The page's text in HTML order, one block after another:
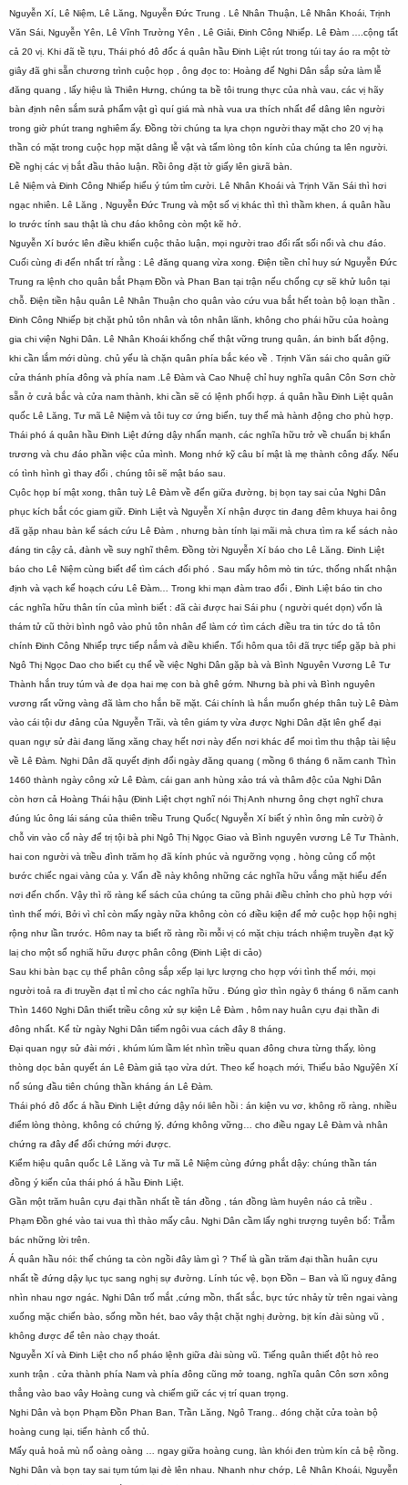
Nguyễn Xí, Lê Niệm, Lê Lăng, Nguyễn Đức Trung . Lê Nhân Thuận, Lê Nhân Khoái, Trịnh
Văn Sái, Nguyễn Yên, Lê Vĩnh Trường Yên , Lê Giải, Đinh Công Nhiếp. Lê Đàm ….cộng tất
cả 20 vị. Khi đã tề tựu, Thái phó đô đốc á quân hầu Đinh Liệt rút trong túi tay áo ra một tờ
giây đã ghi sẵn chương trình cuộc họp , ông đọc to: Hoàng đế Nghi Dân sắp sửa làm lễ
đăng quang , lấy hiệu là Thiên Hưng, chúng ta bề tôi trung thực của nhà vau, các vị hãy
bàn định nên sắm sưả phẩm vật gì quí giá mà nhà vua ưa thích nhất để dâng lên người
trong giờ phút trang nghiêm ấy. Đồng tời chúng ta lựa chọn người thay mặt cho 20 vị hạ
thần có mặt trong cuộc họp mặt dâng lễ vật và tấm lòng tôn kính của chúng ta lên người.
Đề nghị các vị bắt đầu thảo luận. Rồi ông đặt tờ giấy lên giưã bàn.
Lê Niệm và Đinh Công Nhiếp hiểu ý túm tỉm cười. Lê Nhân Khoái và Trịnh Văn Sái thì hơi
ngạc nhiên. Lê Lăng , Nguyễn Đức Trung và một số vị khác thì thì thầm khen, á quân hầu
lo trước tính sau thật là chu đáo không còn một kẽ hở.
Nguyễn Xí bước lên điều khiển cuộc thảo luận, mọi người trao đổi rất sối nổi và chu đáo.
Cuối cùng đi đến nhất trí rằng : Lê đăng quang vừa xong. Điện tiền chỉ huy sứ Nguyễn Đức
Trung ra lệnh cho quân bắt Phạm Đồn và Phan Ban tại trận nếu chống cự sẽ khử luôn tại
chỗ. Điện tiền hậu quân Lê Nhân Thuận cho quân vào cứu vua bắt hết toàn bộ loạn thần .
Đinh Công Nhiếp bịt chặt phủ tôn nhân và tôn nhân lãnh, không cho phái hữu của hoàng
gia chi viện Nghi Dân. Lê Nhân Khoái khống chế thật vững trung quân, án binh bất động,
khi cần lắm mới dùng. chủ yếu là chặn quân phía bắc kéo về . Trịnh Văn sái cho quân giữ
cửa thánh phía đông và phía nam .Lê Đàm và Cao Nhuệ chỉ huy nghĩa quân Côn Sơn chờ
sẵn ở cưả bắc và cửa nam thành, khi cần sẽ có lệnh phối hợp. á quân hầu Đinh Liệt quân
quốc Lê Lăng, Tư mã Lê Niệm và tôi tuy cơ ứng biến, tuy thế mà hành động cho phù hợp.
Thái phó á quân hầu Đinh Liệt đứng dậy nhấn mạnh, các nghĩa hữu trở về chuẩn bị khẩn
trương và chu đáo phần việc của mình. Mong nhớ kỹ câu bí mật là mẹ thành công đấy. Nếu
có tình hình gì thay đổi , chúng tôi sẽ mật báo sau.
Cụôc họp bí mật xong, thân tuỳ Lê Đàm về đến giữa đường, bị bọn tay sai của Nghi Dân
phục kích bắt cóc giam giữ. Đinh Liệt và Nguyễn Xí nhận được tin đang đêm khuya hai ông
đã gặp nhau bàn kế sách cứu Lê Đàm , nhưng bàn tính lại mãi mà chưa tìm ra kế sách nào
đáng tin cậy cả, đành về suy nghĩ thêm. Đồng tời Nguyễn Xí báo cho Lê Lăng. Đinh Liệt
báo cho Lê Niệm cùng biết để tìm cách đối phó . Sau mấy hôm mò tin tức, thống nhất nhận
định và vạch kế hoạch cứu Lê Đàm… Trong khi mạn đàm trao đổi , Đinh Liệt báo tin cho
các nghĩa hữu thân tín của mình biết : đã cài được hai Sái phu ( người quét dọn) vốn là
thám tử cũ thời bình ngô vào phủ tôn nhân để làm cớ tìm cách điều tra tin tức do tả tôn
chính Đinh Công Nhiếp trực tiếp nắm và điều khiển. Tối hôm qua tôi đã trực tiếp gặp bà phi
Ngô Thị Ngọc Dao cho biết cụ thể về việc Nghi Dân gặp bà và Bình Nguyên Vương Lê Tư
Thành hắn truy túm và đe dọa hai mẹ con bà ghê gớm. Nhưng bà phi và Bình nguyên
vương rất vững vàng đã làm cho hắn bẽ mặt. Cái chính là hắn muốn ghép thân tuỳ Lê Đàm
vào cái tội dư đảng của Nguyễn Trãi, và tên giám ty vừa được Nghi Dân đặt lên ghế đại
quan ngự sử đài đang lăng xăng chaỵ hết nơi này đến nơi khác để moi tìm thu thập tài liệu
về Lê Đàm. Nghi Dân đã quyết định đổi ngày đăng quang ( mồng 6 tháng 6 năm canh Thìn
1460 thành ngày công xử Lê Đàm, cái gan anh hùng xảo trá và thâm độc của Nghi Dân
còn hơn cả Hoàng Thái hậu (Đinh Liệt chợt nghĩ nói Thị Anh nhưng ông chợt nghĩ chưa
đúng lúc ông lái sáng của thiên triều Trung Quốc( Nguyễn Xí biết ý nhìn ông mỉn cười) ở
chỗ vin vào cổ này để trị tội bà phi Ngô Thị Ngọc Giao và Bình nguyên vương Lê Tư Thành,
hai con người và triều đình trăm họ đã kính phúc và ngưỡng vọng , hòng củng cố một
bước chiếc ngai vàng của y. Vấn đề này không những các nghĩa hữu vắng mặt hiểu đến
nơi đến chốn. Vậy thì rõ ràng kế sách của chúng ta cũng phải điều chỉnh cho phù hợp với
tình thế mới, Bởi vì chỉ còn mấy ngày nữa không còn có điều kiện để mở cuộc họp hội nghị
rộng như lần trước. Hôm nay ta biết rõ ràng rồi mỗi vị có mặt chịu trách nhiệm truyền đạt kỹ
laị cho một số nghiã hữu được phân công (Đinh Liệt di cảo)
Sau khi bàn bạc cụ thể phân công sắp xếp lại lực lượng cho hợp với tình thế mới, mọi
người toả ra đi truyền đạt tỉ mỉ cho các nghĩa hữu . Đúng gìơ thìn ngày 6 tháng 6 năm canh
Thìn 1460 Nghi Dân thiết triều công xử sự kiện Lê Đàm , hôm nay huân cựu đại thần đi
đông nhất. Kể từ ngày Nghi Dân tiếm ngôi vua cách đây 8 tháng.
Đại quan ngự sử đài mới , khúm lúm lầm lét nhìn triều quan đông chưa từng thấy, lòng
thòng dọc bản quyết án Lê Đàm giả tạo vừa dứt. Theo kế hoạch mới, Thiếu bảo Nguỹên Xí
nổ súng đầu tiên chúng thần kháng án Lê Đàm.
Thái phó đô đốc á hầu Đinh Liệt đứng dậy nói liên hồi : án kiện vu vơ, không rõ ràng, nhiều
điểm lòng thòng, không có chứng lý, đứng không vững… cho điều ngay Lê Đàm và nhân
chứng ra đây để đối chứng mới được.
Kiểm hiệu quân quốc Lê Lăng và Tư mã Lê Niệm cùng đứng phắt dậy: chúng thần tán
đồng ý kiến của thái phó á hầu Đinh Liệt.
Gần một trăm huân cựu đại thần nhất tề tán đồng , tán đồng làm huyên náo cả triều .
Phạm Đồn ghé vào tai vua thì thào mấy câu. Nghi Dân cầm lấy nghi trượng tuyên bố: Trẫm
bác những lời trên.
Á quân hầu nói: thế chúng ta còn ngồi đây làm gì ? Thế là gần trăm đại thần huân cựu
nhất tề đứng dậy lục tục sang nghị sự đường. Lính túc vệ, bọn Đồn – Ban và lũ nguỵ đảng
nhìn nhau ngơ ngác. Nghi Dân trố mắt ,cứng mồn, thất sắc, bực tức nhảy từ trên ngai vàng
xuống mặc chiến bào, sống mồn hét, bao vây thật chặt nghị đường, bịt kín đài sùng vũ ,
không được để tên nào chạy thoát.
Nguyễn Xí và Đinh Liệt cho nổ pháo lệnh giữa đài sùng vũ. Tiếng quân thiết đột hò reo
xunh trận . cửa thành phía Nam và phía đông cũng mở toang, nghĩa quân Côn sơn xông
thẳng vào bao vây Hoàng cung và chiếm giữ các vị trí quan trọng.
Nghi Dân và bọn Phạm Đồn Phan Ban, Trần Lăng, Ngô Trang.. đóng chặt cửa toàn bộ
hoàng cung lại, tiến hành cố thủ.
Mấy quả hoả mù nổ oàng oàng … ngay giữa hoàng cung, làn khói đen trùm kín cả bệ rồng.
Nghi Dân và bọn tay sai tụm túm lại đè lên nhau. Nhanh như chớp, Lê Nhân Khoái, Nguyễn